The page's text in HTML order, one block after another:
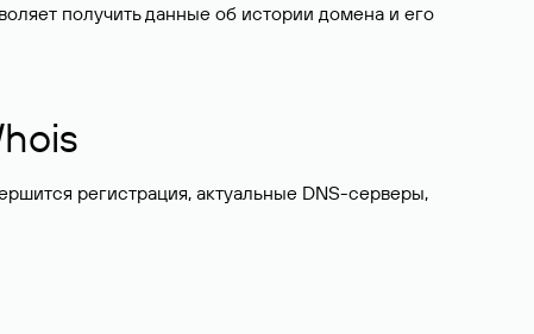
получить данные об истории домена и его
регистрация, актуальные DNS-серверы,